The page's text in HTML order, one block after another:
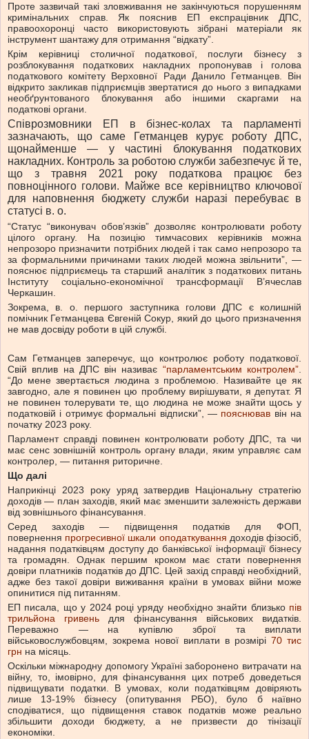
Проте зазвичай такі зловживання не закінчуються порушенням
кримінальних справ. Як пояснив ЕП експрацівник ДПС,
правоохоронці часто використовують зібрані матеріали як
інструмент шантажу для отримання “відкату”.
Крім керівниці столичної податкової, послуги бізнесу з
розблокування податкових накладних пропонував і голова
податкового комітету Верховної Ради Данило Гетманцев. Він
відкрито закликав підприємців звертатися до нього з випадками
необґрунтованого блокування або іншими скаргами на
податкові органи.
Співрозмовники ЕП в бізнес-колах та парламенті
зазначають, що саме Гетманцев курує роботу ДПС,
щонайменше — у частині блокування податкових
накладних. Контроль за роботою служби забезпечує й те,
що з травня 2021 року податкова працює без
повноцінного голови. Майже все керівництво ключової
для наповнення бюджету служби наразі перебуває в
статусі в. о.
“Статус “виконувач обов’язків” дозволяє контролювати роботу
цілого органу. На позицію тимчасових керівників можна
непрозоро призначити потрібних людей і так само непрозоро та
за формальними причинами таких людей можна звільнити”, —
пояснює підприємець та старший аналітик з податкових питань
Інституту соціально-економічної трансформації В’ячеслав
Черкашин.
Зокрема, в. о. першого заступника голови ДПС є колишній
помічник Гетманцева Євгеній Сокур, який до цього призначення
не мав досвіду роботи в цій службі.
Сам Гетманцев заперечує, що контролює роботу податкової.
Свій вплив на ДПС він називає “парламентським контролем”.
“До мене звертається людина з проблемою. Називайте це як
завгодно, але я повинен цю проблему вирішувати, я депутат. Я
не повинен толерувати те, що людина не може знайти щось у
податковій і отримує формальні відписки”, —пояснював він на
початку 2023 року.
Парламент справді повинен контролювати роботу ДПС, та чи
має сенс зовнішній контроль органу влади, яким управляє сам
контролер, — питання риторичне.
Що далі
Наприкінці 2023 року уряд затвердив Національну стратегію
доходів — план заходів, який має зменшити залежність держави
від зовнішнього фінансування.
Серед заходів — підвищення податків для ФОП,
повернення прогресивної шкали оподаткування доходів фізосіб,
надання податківцям доступу до банківської інформації бізнесу
та громадян. Однак першим кроком має стати повернення
довіри платників податків до ДПС. Цей захід справді необхідний,
адже без такої довіри виживання країни в умовах війни може
опинитися під питанням.
ЕП писала, що у 2024 році уряду необхідно знайти близько пів
трильйона гривень для фінансування військових видатків.
Переважно — на купівлю зброї та виплати
військовослужбовцям, зокрема нової виплати в розмірі 70 тис
грн на місяць.
Оскільки міжнародну допомогу Україні заборонено витрачати на
війну, то, імовірно, для фінансування цих потреб доведеться
підвищувати податки. В умовах, коли податківцям довіряють
лише 13-19% бізнесу (опитування РБО), було б наївно
сподіватися, що підвищення ставок податків може реально
збільшити доходи бюджету, а не призвести до тінізації
економіки.